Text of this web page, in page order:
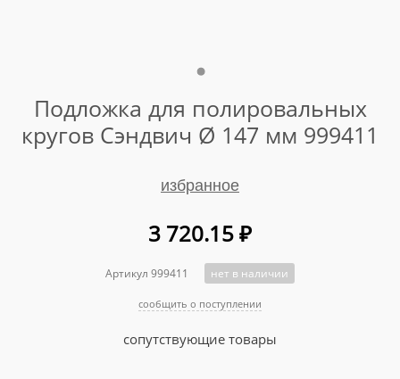
Подложка для полировальных
кругов Сэндвич Ø 147 мм 999411
избранное
3 720.15₽
Артикул 999411 нет в наличии
сообщить о поступлении
сопутствующие товары